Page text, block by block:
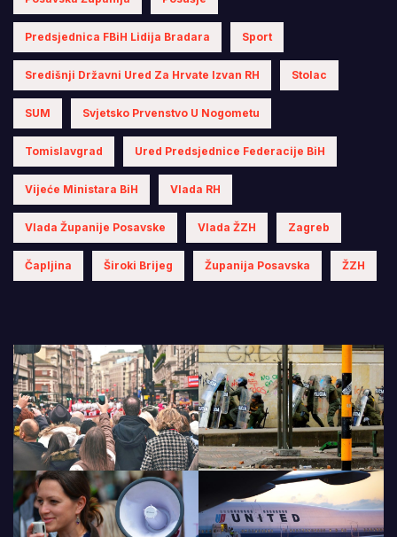
Predsjednica FBiH Lidija Bradara Sport
Središnji Državni Ured Za Hrvate Izvan RH Stolac
SUM Svjetsko Prvenstvo U Nogometu
Tomislavgrad Ured Predsjednice Federacije BiH
Vijeće Ministara BiH Vlada RH
Vlada Županije Posavske Vlada ŽZH Zagreb
Čapljina Široki Brijeg Županija Posavska ŽZH